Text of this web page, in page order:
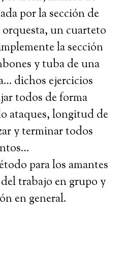
por la sección de
un cuarteto
la sección
y tuba de una
dichos ejercicios
todos de forma
ataques, longitud de
y terminar todos
para los amantes
trabajo en grupo y
en general.